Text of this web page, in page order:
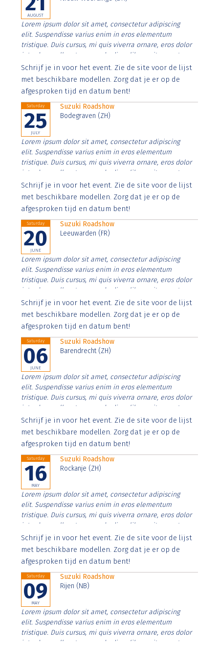
AUGUST
Lorem ipsum dolor sit amet, consectetur adipiscing
elit. Suspendisse varius enim in eros elementum
tristique. Duis cursus, mi quis viverra ornare, eros dolor
interdum nulla, ut commodo diam libero vitae erat.
Aenean faucibus nibh et justo cursus id rutrum lorem
imperdiet. Nunc ut sem vitae risus tristique posuere.
Schrijf je in voor het event. Zie de site voor de lijst
met beschikbare modellen. Zorg dat je er op de
afgesproken tijd en datum bent!
Saturday
25
JULY
Suzuki Roadshow
Bodegraven (ZH)
Lorem ipsum dolor sit amet, consectetur adipiscing
elit. Suspendisse varius enim in eros elementum
tristique. Duis cursus, mi quis viverra ornare, eros dolor
interdum nulla, ut commodo diam libero vitae erat.
Aenean faucibus nibh et justo cursus id rutrum lorem
imperdiet. Nunc ut sem vitae risus tristique posuere.
Schrijf je in voor het event. Zie de site voor de lijst
met beschikbare modellen. Zorg dat je er op de
afgesproken tijd en datum bent!
Saturday
20
JUNE
Suzuki Roadshow
Leeuwarden (FR)
Lorem ipsum dolor sit amet, consectetur adipiscing
elit. Suspendisse varius enim in eros elementum
tristique. Duis cursus, mi quis viverra ornare, eros dolor
interdum nulla, ut commodo diam libero vitae erat.
Aenean faucibus nibh et justo cursus id rutrum lorem
imperdiet. Nunc ut sem vitae risus tristique posuere.
Schrijf je in voor het event. Zie de site voor de lijst
met beschikbare modellen. Zorg dat je er op de
afgesproken tijd en datum bent!
Saturday
06
JUNE
Suzuki Roadshow
Barendrecht (ZH)
Lorem ipsum dolor sit amet, consectetur adipiscing
elit. Suspendisse varius enim in eros elementum
tristique. Duis cursus, mi quis viverra ornare, eros dolor
interdum nulla, ut commodo diam libero vitae erat.
Aenean faucibus nibh et justo cursus id rutrum lorem
imperdiet. Nunc ut sem vitae risus tristique posuere.
Schrijf je in voor het event. Zie de site voor de lijst
met beschikbare modellen. Zorg dat je er op de
afgesproken tijd en datum bent!
Saturday
16
MAY
Suzuki Roadshow
Rockanje (ZH)
Lorem ipsum dolor sit amet, consectetur adipiscing
elit. Suspendisse varius enim in eros elementum
tristique. Duis cursus, mi quis viverra ornare, eros dolor
interdum nulla, ut commodo diam libero vitae erat.
Aenean faucibus nibh et justo cursus id rutrum lorem
imperdiet. Nunc ut sem vitae risus tristique posuere.
Schrijf je in voor het event. Zie de site voor de lijst
met beschikbare modellen. Zorg dat je er op de
afgesproken tijd en datum bent!
Saturday
09
MAY
Suzuki Roadshow
Rijen (NB)
Lorem ipsum dolor sit amet, consectetur adipiscing
elit. Suspendisse varius enim in eros elementum
tristique. Duis cursus, mi quis viverra ornare, eros dolor
interdum nulla, ut commodo diam libero vitae erat.